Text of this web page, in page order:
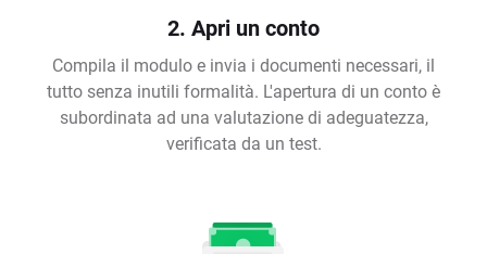
2. Apri un conto
Compila il modulo e invia i documenti necessari, il
tutto senza inutili formalità. L'apertura di un conto è
subordinata ad una valutazione di adeguatezza,
verificata da un test.